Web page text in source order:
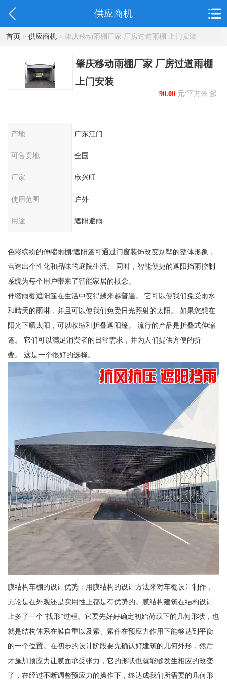
供应商机
首页> 供应商机> 肇庆移动雨棚厂家 厂房过道雨棚 上门安装
肇庆移动雨棚厂家 厂房过道雨棚
上门安装
90.00元/平方米 起
产地 广东江门
可售卖地 全国
厂家 欣兴旺
使用范围 户外
用途 遮阳避雨
色彩缤纷的伸缩雨棚/遮阳篷可通过门窗装饰改变别墅的整体形象，
营造出个性化和品味的庭院生活。 同时，智能便捷的遮阳挡雨控制
系统为每个用户带来了智能家居的概念。
伸缩雨棚遮阳篷在生活中变得越来越普遍。 它可以使我们免受雨水
和晴天的雨淋，并且可以使我们免受日光照射的太阳。 如果您想在
阳光下晒太阳，可以收缩和折叠遮阳篷。 流行的产品是折叠式伸缩
篷。 它们可以满足消费者的日常需求，并为人们提供方便的折
叠。 这是一个很好的选择。
膜结构车棚的设计优势：用膜结构的设计方法来对车棚设计制作，
无论是在外观还是实用性上都是有优势的。膜结构建筑在结构设计
上多了一个“找形”过程。它要先好好确定初始荷载下的几何形状，也
就是结构体系在膜自重以及索、索件在预应力作用下能够达到平衡
的一个位置。在初步的设计阶段要先确认好建筑的几何外形，然后
才施加预应力让膜面承受张力，它的形状也就能够发生相应的改变
了，在经过不断调整预应力的操作下，终达成我们所需要的几何形